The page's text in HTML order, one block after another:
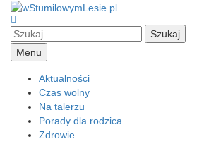
Skip
content
Szukaj:
Menu
Aktualności
Czas wolny
Na talerzu
Porady dla rodzica
Zdrowie